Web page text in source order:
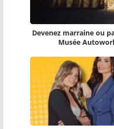
Devenez marraine ou
Musée